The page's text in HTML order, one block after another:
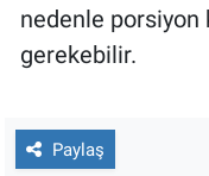
nedenle
gerekebilir.
Paylaş